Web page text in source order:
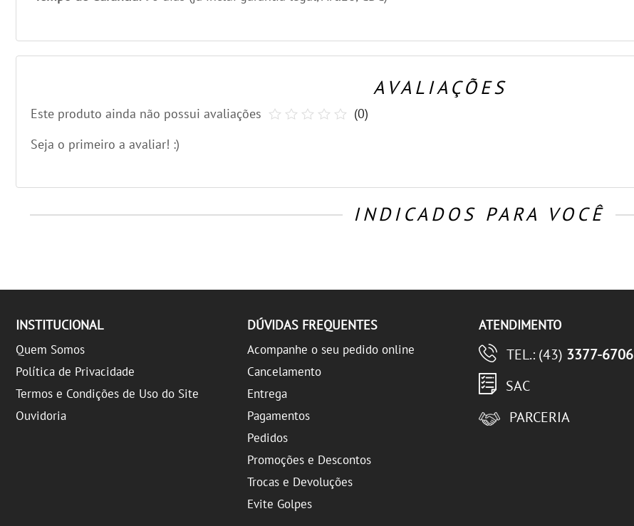
AVALIAÇÕES
Este produto ainda não possui avaliações
Seja o primeiro a avaliar! :)
(0)
INDICADOS PARA VOCÊ
INSTITUCIONAL
Quem Somos
Política de Privacidade
Termos e Condições de Uso do Site
Ouvidoria
DÚVIDAS FREQUENTES
Acompanhe o seu pedido online
Cancelamento
Entrega
Pagamentos
Pedidos
Promoções e Descontos
Trocas e Devoluções
Evite Golpes
ATENDIMENTO
TEL.: (43) 3377-6706
SAC
PARCERIA